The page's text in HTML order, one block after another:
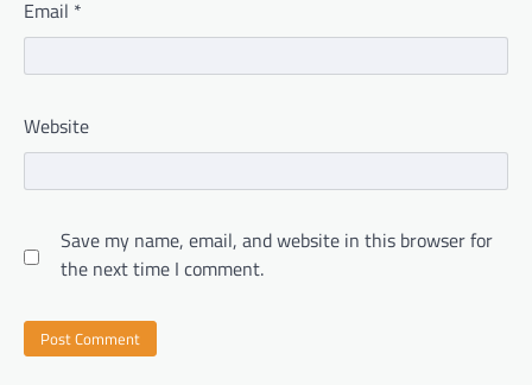
Email *
Website
Save my name, email, and website in this browser for
the next time I comment.